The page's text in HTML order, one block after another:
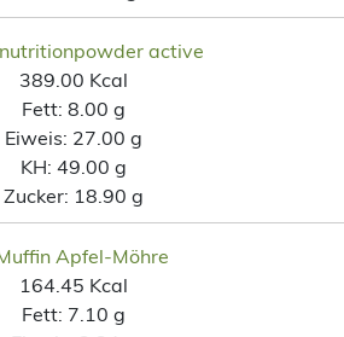
active
389.00 Kcal
Fett: 8.00 g
Eiweis: 27.00 g
KH: 49.00 g
Zucker: 18.90 g
Apfel-Möhre
164.45 Kcal
Fett: 7.10 g